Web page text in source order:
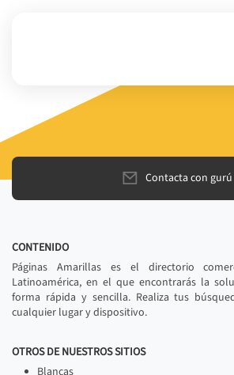
Contacta con gurú
CONTENIDO
Páginas Amarillas es el directorio
Latinoamérica, en el que encontrarás la
forma rápida y sencilla. Realiza tus
cualquier lugar y dispositivo.
OTROS DE NUESTROS SITIOS
Blancas